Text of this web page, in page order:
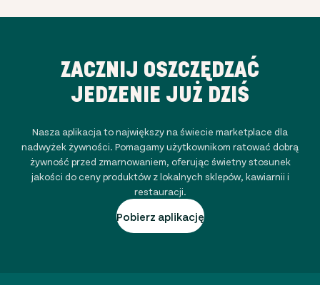
ZACZNIJ OSZCZĘDZAĆ
JEDZENIE JUŻ DZIŚ
Nasza aplikacja to największy na świecie marketplace dla
nadwyżek żywności. Pomagamy użytkownikom ratować dobrą
żywność przed zmarnowaniem, oferując świetny stosunek
jakości do ceny produktów z lokalnych sklepów, kawiarnii i
restauracji.
Pobierz aplikację